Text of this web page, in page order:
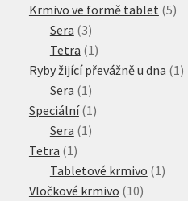
produkty
Krmivo ve formě tablet 55
Sera 33
produkty
Tetra 11
produkt
Ryby žijící převážně u dna 11
Sera 11
produkt
Speciální 11
Sera 11
Tetra 11
produkt
Tabletové krmivo 11
Vločkové krmivo 1010